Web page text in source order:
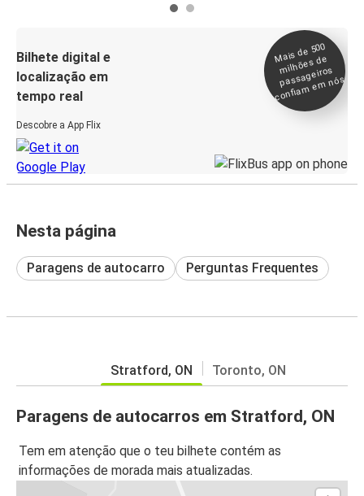
Bilhete digital e
localização em
tempo real
Descobre a App Flix
Mais de 500
milhões de
passageiros
confia
m e
m nós
Nesta página
Paragens de autocarro Perguntas Frequentes
Stratford, ON Toronto, ON
Paragens de autocarros em Stratford, ON
Tem em atenção que o teu bilhete contém as
informações de morada mais atualizadas.